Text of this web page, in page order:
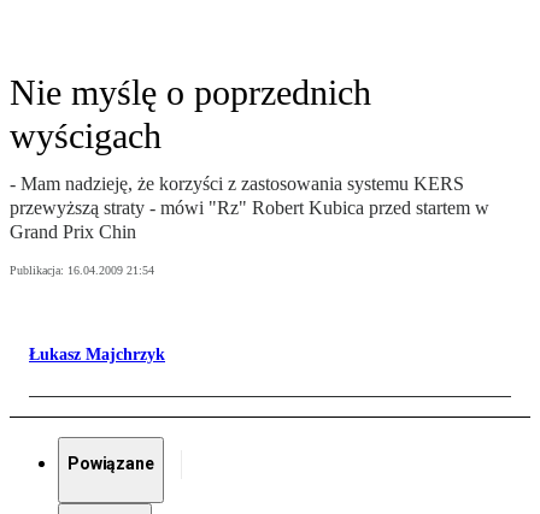
Nie myślę o poprzednich
wyścigach
- Mam nadzieję, że korzyści z zastosowania systemu KERS
przewyższą straty - mówi "Rz" Robert Kubica przed startem w
Grand Prix Chin
Publikacja: 16.04.2009 21:54
Łukasz Majchrzyk
Powiązane